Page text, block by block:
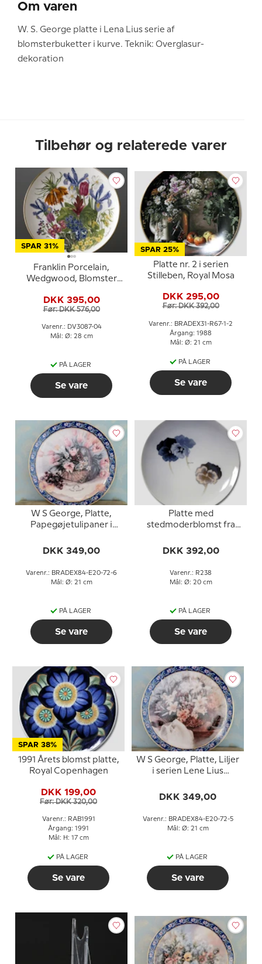
Om varen
W. S. George platte i Lena Lius serie af
blomsterbuketter i kurve. Teknik: Overglasur-
dekoration
Tilbehør og relaterede varer
SPAR 31%
Franklin Porcelain,
Wedgwood, Blomster
DKK 395,00
Før: DKK 576,00
Varenr.: DV3087-04
Mål: Ø: 28 cm
PÅ LAGER
Se vare
SPAR 25%
Platte nr. 2 i serien
Stilleben, Royal Mosa
DKK 295,00
Før: DKK 392,00
Varenr.: BRADEX31-R67-1-2
Årgang: 1988
Mål: Ø: 21 cm
PÅ LAGER
Se vare
W S George, Platte,
Papegøjetulipaner i
buketter i kurve
DKK 349,00
Varenr.: BRADEX84-E20-72-6
Mål: Ø: 21 cm
PÅ LAGER
Se vare
Platte med
stedmoderblomst fra
238
DKK 392,00
Varenr.: R238
Mål: Ø: 20 cm
PÅ LAGER
Se vare
SPAR 38%
1991 Årets blomst platte,
Royal Copenhagen
DKK 199,00
Før: DKK 320,00
Varenr.: RAB1991
Årgang: 1991
Mål: H: 17 cm
PÅ LAGER
Se vare
W S George, Platte, Liljer
i serien Lene Lius
DKK 349,00
Varenr.: BRADEX84-E20-72-5
Mål: Ø: 21 cm
PÅ LAGER
Se vare